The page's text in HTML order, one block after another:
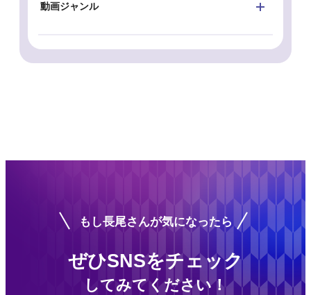
動画ジャンル
もし長尾さんが気になったら
ぜひSNSをチェック
してみてください！